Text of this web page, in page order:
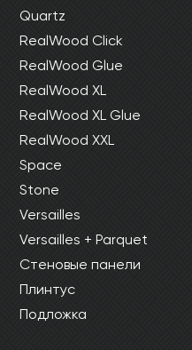
Quartz
RealWood Click
RealWood Glue
RealWood XL
RealWood XL Glue
RealWood XXL
Space
Stone
Versailles
Versailles + Parquet
Стеновые панели
Плинтус
Подложка